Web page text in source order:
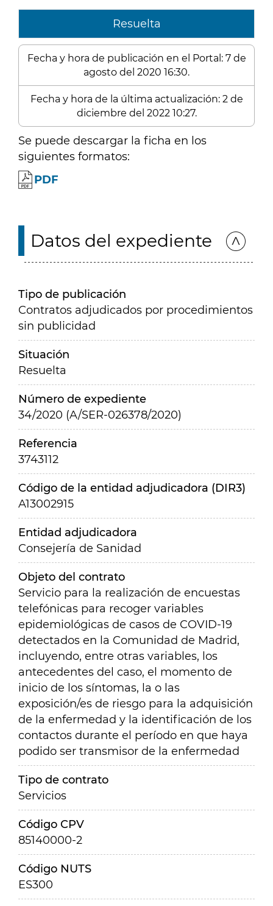
Resuelta
Fecha y hora de publicación en el Portal: 7 de
agosto del 2020 16:30.
Fecha y hora de la última actualización: 2 de
diciembre del 2022 10:27.
Se puede descargar la ficha en los
siguientes formatos:
PDF
Datos del expediente
Tipo de publicación
Contratos adjudicados por procedimientos
sin publicidad
Situación
Resuelta
Número de expediente
34/2020 (A/SER-026378/2020)
Referencia
3743112
Código de la entidad adjudicadora (DIR3)
A13002915
Entidad adjudicadora
Consejería de Sanidad
Objeto del contrato
Servicio para la realización de encuestas
telefónicas para recoger variables
epidemiológicas de casos de COVID-19
detectados en la Comunidad de Madrid,
incluyendo, entre otras variables, los
antecedentes del caso, el momento de
inicio de los síntomas, la o las
exposición/es de riesgo para la adquisición
de la enfermedad y la identificación de los
contactos durante el período en que haya
podido ser transmisor de la enfermedad
Tipo de contrato
Servicios
Código CPV
85140000-2
Código NUTS
ES300